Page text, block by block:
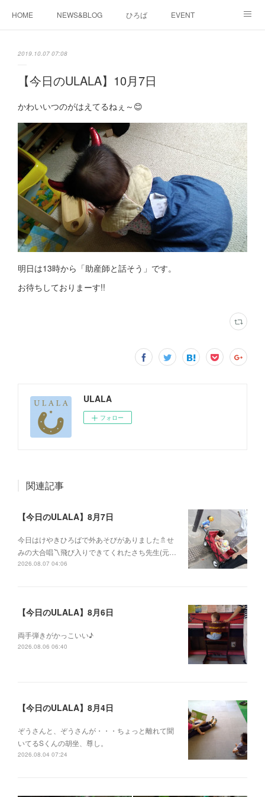
HOME NEWS&BLOG ひろば EVENT
2019.10.07 07:08
【今日のULALA】10月7日
かわいいつのがはえてるねぇ～😊
明日は13時から「助産師と話そう」です。
お待ちしておりまーす!!
ULALA
フォロー
関連記事
【今日のULALA】8月7日
今日はけやきひろばで外あそびがありました🚿せ
みの大合唱〽飛び入りできてくれたさち先生(元…
2026.08.07 04:06
【今日のULALA】8月6日
両手弾きがかっこいい♪
2026.08.06 06:40
【今日のULALA】8月4日
ぞうさんと、ぞうさんが・・・ちょっと離れて聞
いてるSくんの胡坐、尊し。
2026.08.04 07:24